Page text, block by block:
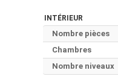
INTÉRIEUR
Nombre pièces
Chambres
Nombre niveaux